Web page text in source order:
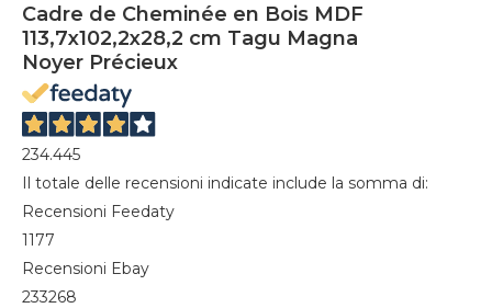
Cadre de Cheminée en Bois MDF
113,7x102,2x28,2 cm Tagu Magna
Noyer Précieux
234.445
Il totale delle recensioni indicate include la somma di:
Recensioni Feedaty
1177
Recensioni Ebay
233268